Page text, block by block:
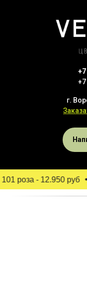
г.
роза - 12.950 руб